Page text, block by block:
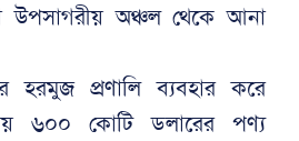
উপসাগরীয় অঞ্চল থেকে আনা
হরমুজ প্রণালি ব্যবহার করে
৬০০ কোটি ডলারের পণ্য